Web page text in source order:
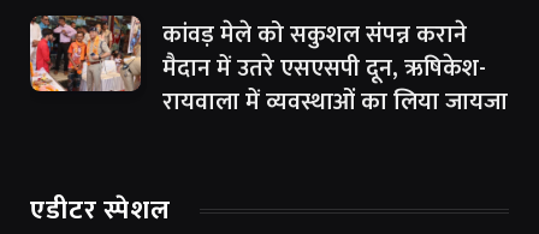
कांवड़ मेले को सकुशल संपन्न कराने
मैदान में उतरे एसएसपी दून, ऋषिकेश-
रायवाला में व्यवस्थाओं का लिया जायजा
एडीटर स्पेशल